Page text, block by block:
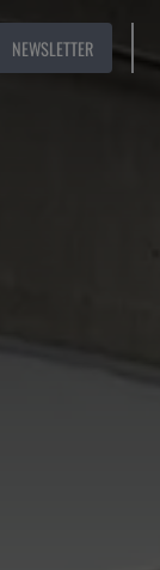
NEWSLETTER